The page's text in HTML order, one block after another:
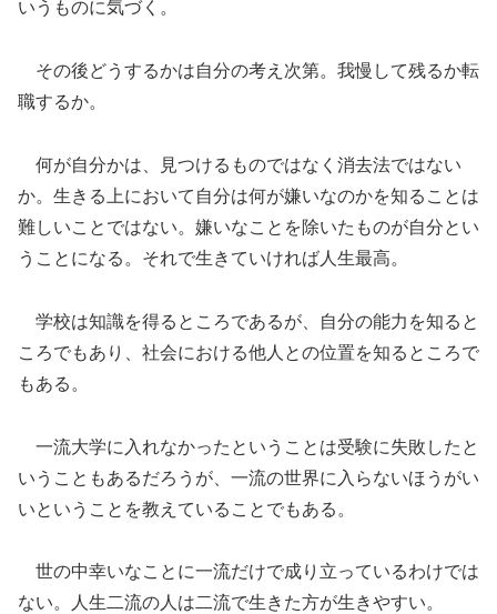
いうものに気づく。
その後どうするかは自分の考え次第。我慢して残るか転
職するか。
何が自分かは、見つけるものではなく消去法ではない
か。生きる上において自分は何が嫌いなのかを知ることは
難しいことではない。嫌いなことを除いたものが自分とい
うことになる。それで生きていければ人生最高。
学校は知識を得るところであるが、自分の能力を知ると
ころでもあり、社会における他人との位置を知るところで
もある。
一流大学に入れなかったということは受験に失敗したと
いうこともあるだろうが、一流の世界に入らないほうがい
いということを教えていることでもある。
世の中幸いなことに一流だけで成り立っているわけでは
ない。人生二流の人は二流で生きた方が生きやすい。